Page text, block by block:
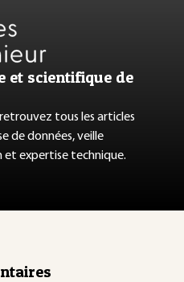
et scientifique de
tous les articles
de données, veille
expertise technique.